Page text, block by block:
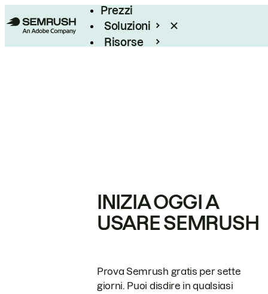
Prezzi
Soluzioni
Risorse
INIZIA OGGI A
USARE SEMRUSH
Prova Semrush gratis per sette
giorni. Puoi disdire in qualsiasi